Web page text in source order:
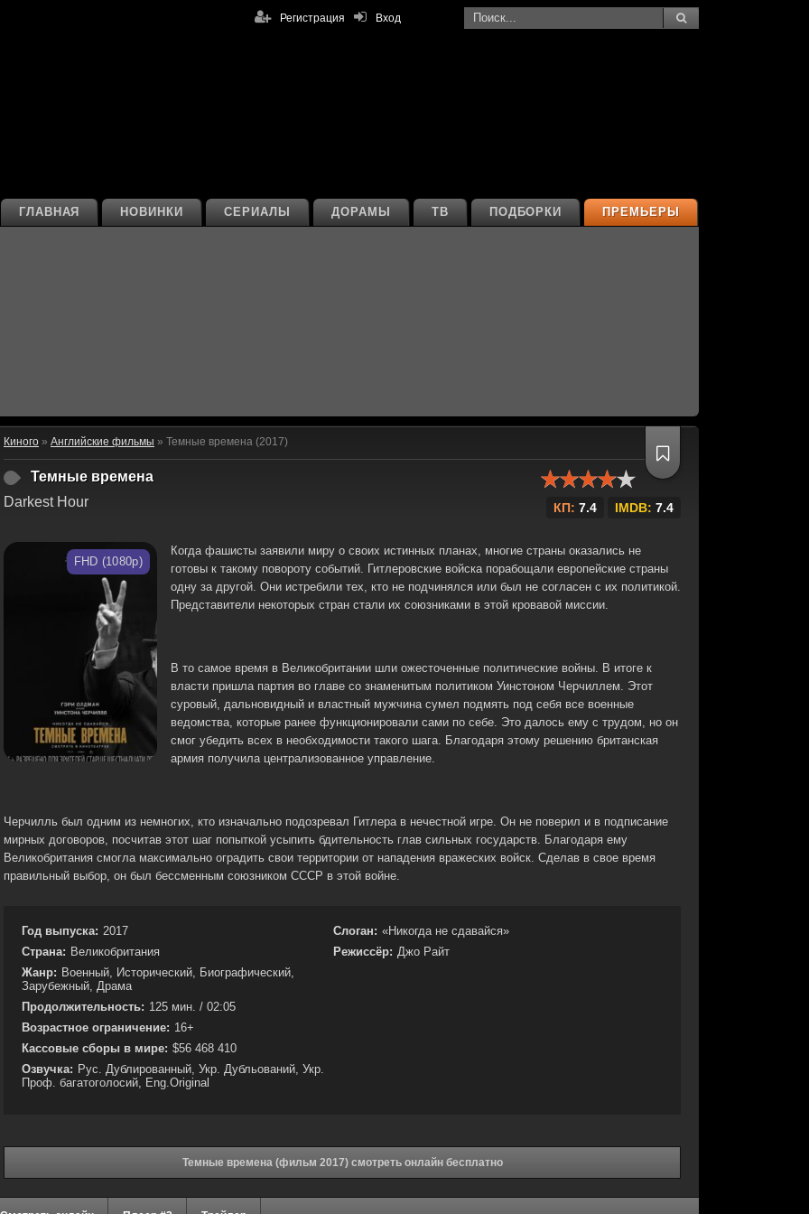
Вход
Регистрация
ПРЕМЬЕРЫ
ПОДБОРКИ
ТВ
ДОРАМЫ
СЕРИАЛЫ
НОВИНКИ
ГЛАВНАЯ
Киного » Английские фильмы » Темные времена (2017)
Темные времена
Darkest Hour
КП: 7.4 IMDB: 7.4
FHD (1080p)
Когда фашисты заявили миру о своих истинных планах, многие страны оказались не
готовы к такому повороту событий. Гитлеровские войска порабощали европейские страны
одну за другой. Они истребили тех, кто не подчинялся или был не согласен с их политикой.
Представители некоторых стран стали их союзниками в этой кровавой миссии.
В то самое время в Великобритании шли ожесточенные политические войны. В итоге к
власти пришла партия во главе со знаменитым политиком Уинстоном Черчиллем. Этот
суровый, дальновидный и властный мужчина сумел подмять под себя все военные
ведомства, которые ранее функционировали сами по себе. Это далось ему с трудом, но он
смог убедить всех в необходимости такого шага. Благодаря этому решению британская
армия получила централизованное управление.
Черчилль был одним из немногих, кто изначально подозревал Гитлера в нечестной игре. Он не поверил и в подписание
мирных договоров, посчитав этот шаг попыткой усыпить бдительность глав сильных государств. Благодаря ему
Великобритания смогла максимально оградить свои территории от нападения вражеских войск. Сделав в свое время
правильный выбор, он был бессменным союзником СССР в этой войне.
Год выпуска: 2017
Страна: Великобритания
Жанр: Военный, Исторический, Биографический,
Зарубежный, Драма
Продолжительность: 125 мин. / 02:05
Возрастное ограничение: 16+
Кассовые сборы в мире: $56 468 410
Озвучка: Рус. Дублированный, Укр. Дубльований, Укр.
Проф. багатоголосий, Eng.Original
Слоган: «Никогда не сдавайся»
Режиссёр: Джо Райт
Темные времена (фильм 2017) смотреть онлайн бесплатно